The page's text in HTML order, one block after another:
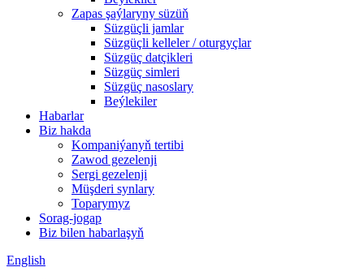
Zapas şaýlaryny süzüň
Süzgüçli jamlar
Süzgüçli kelleler / oturgyçlar
Süzgüç datçikleri
Süzgüç simleri
Süzgüç nasoslary
Beýlekiler
Habarlar
Biz hakda
Kompaniýanyň tertibi
Zawod gezelenji
Sergi gezelenji
Müşderi synlary
Toparymyz
Sorag-jogap
Biz bilen habarlaşyň
English